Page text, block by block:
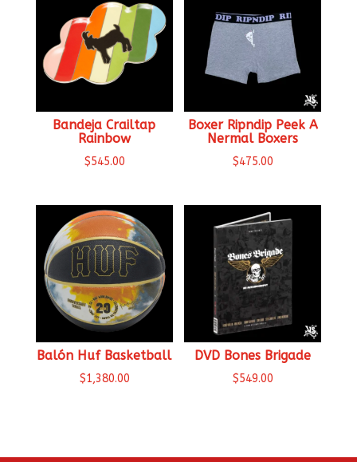
Bandeja Crailtap
Rainbow
$545.00
Boxer Ripndip Peek A
Nermal Boxers
$475.00
Balón Huf Basketball
$1,380.00
DVD Bones Brigade
$549.00